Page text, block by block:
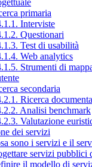
primaria
Interviste
Questionari
Test di usabilità
Web analytics
Strumenti di
secondaria
Ricerca
Analisi benchmark
Valutazione
dei servizi
sono i servizi e il
servizi pubblici
il modello di